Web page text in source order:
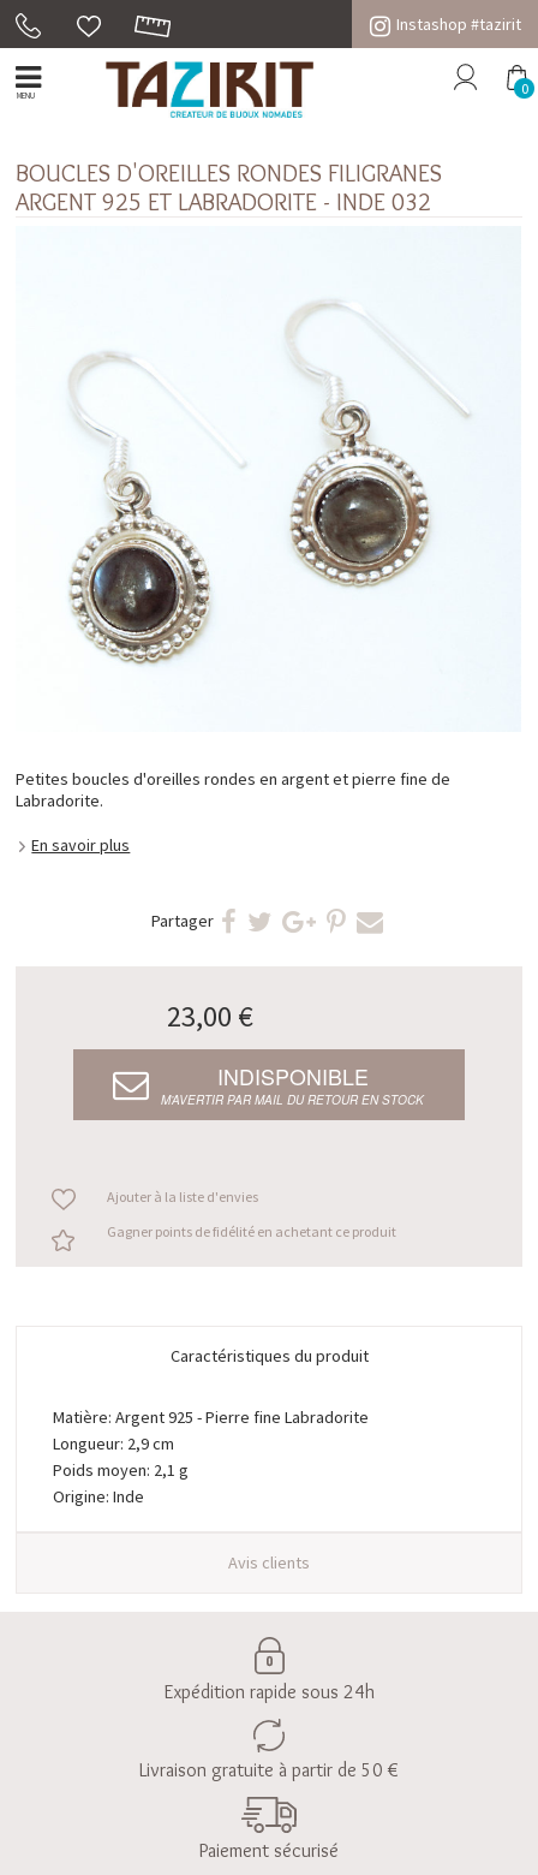
Instashop #tazirit
MENU 0
BOUCLES D'OREILLES RONDES FILIGRANES
ARGENT 925 ET LABRADORITE - INDE 032
Petites boucles d'oreilles rondes en argent et pierre fine de
Labradorite.
En savoir plus
Partager
23,00 €
INDISPONIBLE
M’AVERTIR PAR MAIL DU RETOUR EN STOCK
Ajouter à la liste d'envies
Gagner points de fidélité en achetant ce produit
Caractéristiques du produit
Matière: Argent 925 - Pierre fine Labradorite
Longueur: 2,9 cm
Poids moyen: 2,1 g
Origine: Inde
Avis clients
Expédition rapide sous 24h
Livraison gratuite à partir de 50 €
Paiement sécurisé